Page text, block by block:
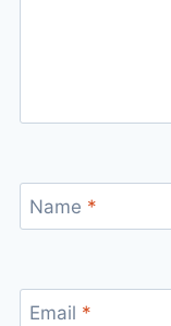
Name *
Email *